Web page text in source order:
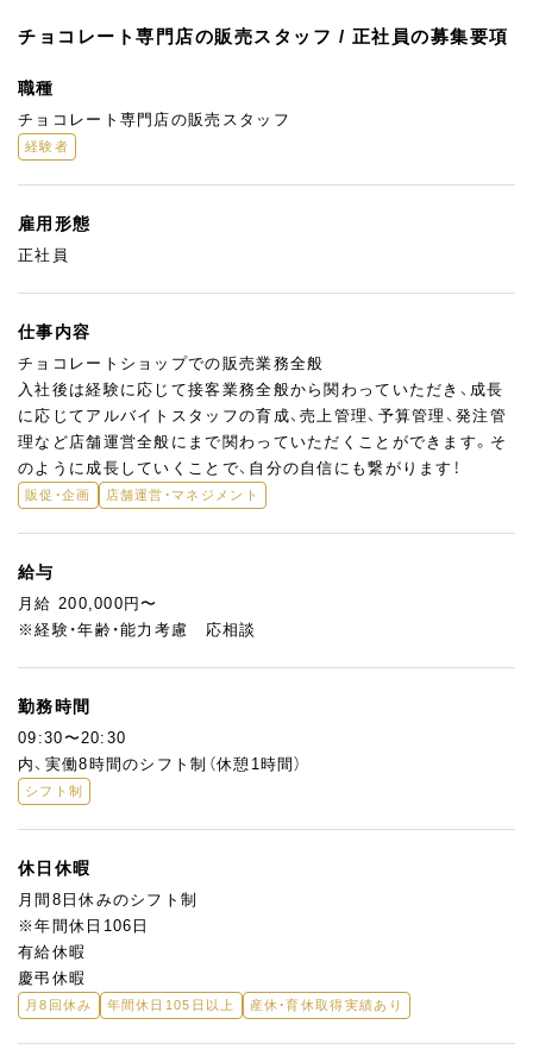
チョコレート専門店の販売スタッフ / 正社員の募集要項
職種
チョコレート専門店の販売スタッフ
経験者
雇用形態
正社員
仕事内容
チョコレートショップでの販売業務全般
入社後は経験に応じて接客業務全般から関わっていただき、成長
に応じてアルバイトスタッフの育成、売上管理、予算管理、発注管
理など店舗運営全般にまで関わっていただくことができます。そ
のように成長していくことで、自分の自信にも繋がります！
販促・企画 店舗運営・マネジメント
給与
月給 200,000円〜
※経験・年齢・能力考慮 応相談
勤務時間
09:30〜20:30
内、実働8時間のシフト制（休憩1時間）
シフト制
休日休暇
月間8日休みのシフト制
※年間休日106日
有給休暇
慶弔休暇
月8回休み 年間休日105日以上 産休・育休取得実績あり